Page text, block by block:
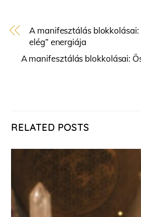
A manifesztálás blokkolásai:
elég” energiája
A manifesztálás blokkolásai:
RELATED POSTS